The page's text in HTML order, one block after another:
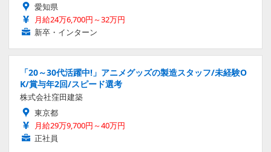
愛知県
月給24万6,700円～32万円
新卒・インターン
「20～30代活躍中!」アニメグッズの製造スタッフ/未経験O
K/賞与年2回/スピード選考
株式会社窪田建築
東京都
月給29万9,700円～40万円
正社員